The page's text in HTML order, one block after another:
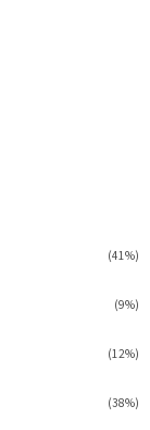
(41%)
(9%)
(12%)
(38%)